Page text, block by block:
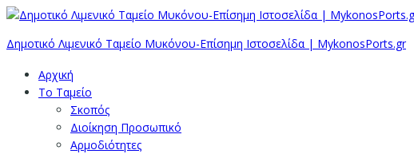
Δημοτικό Λιμενικό Ταμείο Μυκόνου-Επίσημη Ιστοσελίδα | MykonosPorts.gr
Αρχική
Το Ταμείο
Σκοπός
Διοίκηση Προσωπικό
Αρμοδιότητες